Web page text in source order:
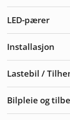
LED-pærer
Installasjon
Lastebil /
Bilpleie og